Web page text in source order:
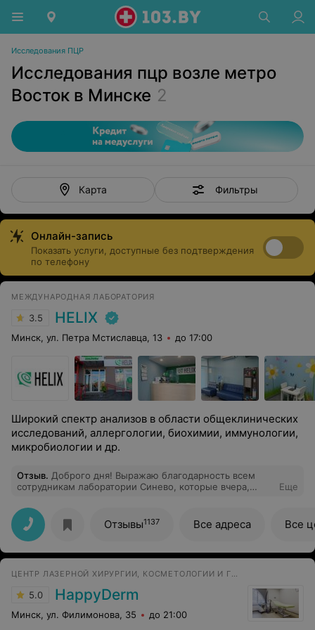
Исследования ПЦР
Исследования пцр возле метро
Восток в Минске 2
Карта Фильтры
Онлайн-запись
Показать услуги, доступные без подтверждения
по телефону
МЕЖДУНАРОДНАЯ ЛАБОРАТОРИЯ
3.5 HELIX
Минск, ул. Петра Мстиславца, 13 до 17:00
Широкий спектр анализов в области общеклинических
исследований, аллергологии, биохимии, иммунологии,
микробиологии и др.
Отзыв. Доброго дня! Выражаю благодарность всем
сотрудникам лаборатории Синево, которые вчера,
Особая благодарность специалисту Екатерине-
(лаборатория на ул.Голубева) в незначительные
минуты , располагающим тоном оказала мне помощь в
получении моих результатов анализа- теперь находясь
на карантине, каждый посетитель лаборатории может
заказа.. Думаю затянувшаяся пандемия утомила
человечество и это сказалось на нашем разногласии.
Спасибо за понимание и снисходительное терпение за
неграмотность на просторах интернета
Еще
Отзывы1137 Все адреса Все
ЦЕНТР ЛАЗЕРНОЙ ХИРУРГИИ, КОСМЕТОЛОГИИ И ГИНЕКОЛОГИИ
5.0 HappyDerm
Минск, ул. Филимонова, 35 до 21:00